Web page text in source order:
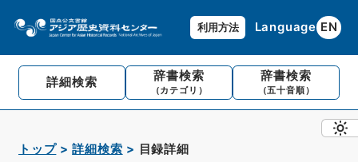
利用方法 Language EN
詳細検索 辞書検索
（カテゴリ）
辞書検索
（五十音順）
トップ 詳細検索 目録詳細